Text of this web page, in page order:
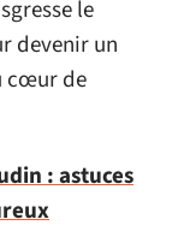
le
devenir un
cœur de
: astuces